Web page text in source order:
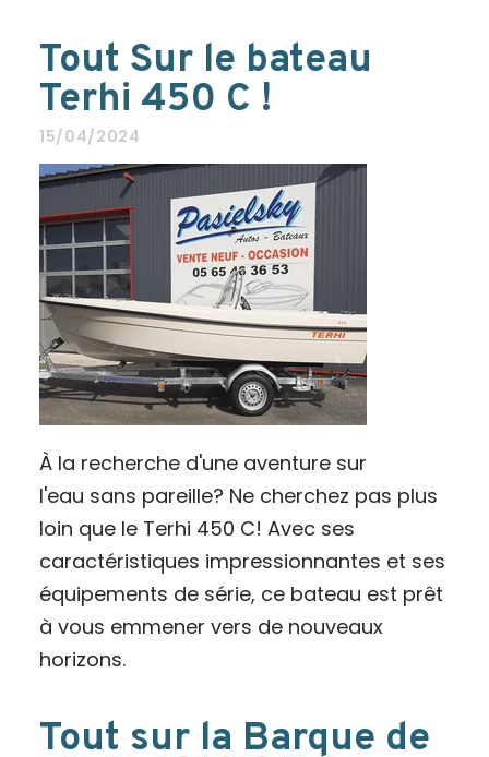
Tout Sur le bateau
Terhi 450 C !
15/04/2024
À la recherche d'une aventure sur
l'eau sans pareille? Ne cherchez pas plus
loin que le Terhi 450 C! Avec ses
caractéristiques impressionnantes et ses
équipements de série, ce bateau est prêt
à vous emmener vers de nouveaux
horizons.
Tout sur la Barque de